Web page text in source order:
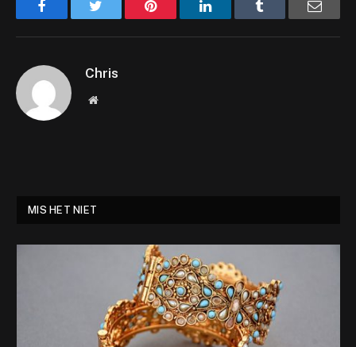
Facebook Pinterest LinkedIn Email
Chris
Website
MIS HET NIET